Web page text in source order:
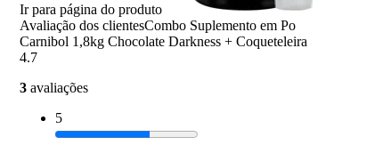
Ir para página do produto
Avaliação dos clientesCombo Suplemento em Po
Carnibol 1,8kg Chocolate Darkness + Coqueteleira
4.7
3 avaliações
5